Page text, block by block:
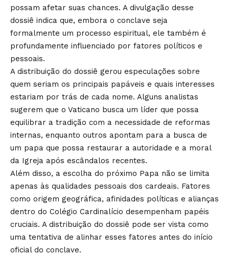
possam afetar suas chances. A divulgação desse
dossiê indica que, embora o conclave seja
formalmente um processo espiritual, ele também é
profundamente influenciado por fatores políticos e
pessoais.
A distribuição do dossiê gerou especulações sobre
quem seriam os principais papáveis e quais interesses
estariam por trás de cada nome. Alguns analistas
sugerem que o Vaticano busca um líder que possa
equilibrar a tradição com a necessidade de reformas
internas, enquanto outros apontam para a busca de
um papa que possa restaurar a autoridade e a moral
da Igreja após escândalos recentes.
Além disso, a escolha do próximo Papa não se limita
apenas às qualidades pessoais dos cardeais. Fatores
como origem geográfica, afinidades políticas e alianças
dentro do Colégio Cardinalício desempenham papéis
cruciais. A distribuição do dossiê pode ser vista como
uma tentativa de alinhar esses fatores antes do início
oficial do conclave.